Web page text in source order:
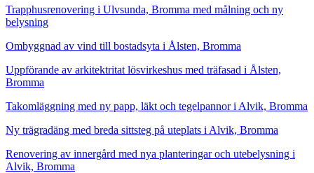
Trapphusrenovering i Ulvsunda, Bromma med målning och ny
belysning
Ombyggnad av vind till bostadsyta i Ålsten, Bromma
Uppförande av arkitektritat lösvirkeshus med träfasad i Ålsten,
Bromma
Takomläggning med ny papp, läkt och tegelpannor i Alvik, Bromma
Ny trägradäng med breda sittsteg på uteplats i Alvik, Bromma
Renovering av innergård med nya planteringar och utebelysning i
Alvik, Bromma